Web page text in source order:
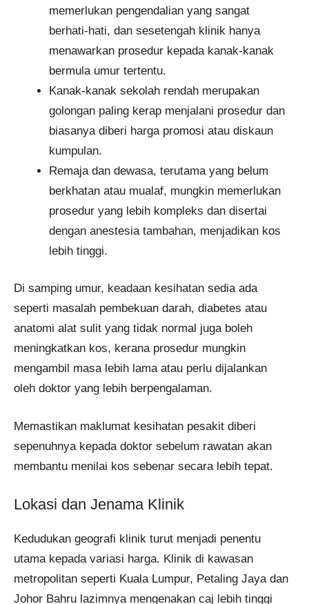
memerlukan pengendalian yang sangat
berhati-hati, dan sesetengah klinik hanya
menawarkan prosedur kepada kanak-kanak
bermula umur tertentu.
Kanak-kanak sekolah rendah merupakan
golongan paling kerap menjalani prosedur dan
biasanya diberi harga promosi atau diskaun
kumpulan.
Remaja dan dewasa, terutama yang belum
berkhatan atau mualaf, mungkin memerlukan
prosedur yang lebih kompleks dan disertai
dengan anestesia tambahan, menjadikan kos
lebih tinggi.
Di samping umur, keadaan kesihatan sedia ada
seperti masalah pembekuan darah, diabetes atau
anatomi alat sulit yang tidak normal juga boleh
meningkatkan kos, kerana prosedur mungkin
mengambil masa lebih lama atau perlu dijalankan
oleh doktor yang lebih berpengalaman.
Memastikan maklumat kesihatan pesakit diberi
sepenuhnya kepada doktor sebelum rawatan akan
membantu menilai kos sebenar secara lebih tepat.
Lokasi dan Jenama Klinik
Kedudukan geografi klinik turut menjadi penentu
utama kepada variasi harga. Klinik di kawasan
metropolitan seperti Kuala Lumpur, Petaling Jaya dan
Johor Bahru lazimnya mengenakan caj lebih tinggi